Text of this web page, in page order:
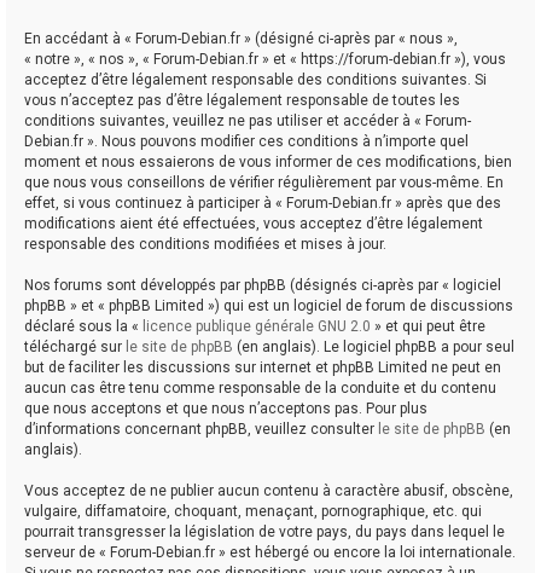
En accédant à « Forum-Debian.fr » (désigné ci-après par « nous »,
« notre », « nos », « Forum-Debian.fr » et « https://forum-debian.fr »), vous
acceptez d’être légalement responsable des conditions suivantes. Si
vous n’acceptez pas d’être légalement responsable de toutes les
conditions suivantes, veuillez ne pas utiliser et accéder à « Forum-
Debian.fr ». Nous pouvons modifier ces conditions à n’importe quel
moment et nous essaierons de vous informer de ces modifications, bien
que nous vous conseillons de vérifier régulièrement par vous-même. En
effet, si vous continuez à participer à « Forum-Debian.fr » après que des
modifications aient été effectuées, vous acceptez d’être légalement
responsable des conditions modifiées et mises à jour.
Nos forums sont développés par phpBB (désignés ci-après par « logiciel
phpBB » et « phpBB Limited ») qui est un logiciel de forum de discussions
déclaré sous la « licence publique générale GNU 2.0 » et qui peut être
téléchargé sur le site de phpBB (en anglais). Le logiciel phpBB a pour seul
but de faciliter les discussions sur internet et phpBB Limited ne peut en
aucun cas être tenu comme responsable de la conduite et du contenu
que nous acceptons et que nous n’acceptons pas. Pour plus
d’informations concernant phpBB, veuillez consulter le site de phpBB (en
anglais).
Vous acceptez de ne publier aucun contenu à caractère abusif, obscène,
vulgaire, diffamatoire, choquant, menaçant, pornographique, etc. qui
pourrait transgresser la législation de votre pays, du pays dans lequel le
serveur de « Forum-Debian.fr » est hébergé ou encore la loi internationale.